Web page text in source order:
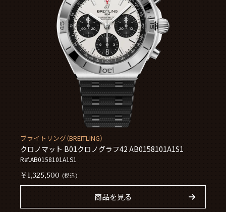
ブライトリング（BREITLING）
クロノマット B01クロノグラフ42 AB0158101A1S1
Ref.AB0158101A1S1
￥1,325,500 (税込)
商品を見る